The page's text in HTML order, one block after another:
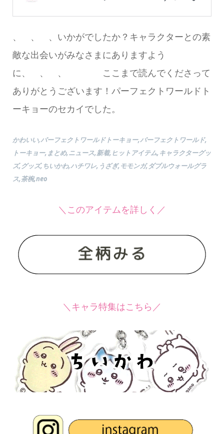
、 、 、いかがでしたか？キャラクターとの素
敵な出会いがみなさまにありますよう
に、 、 、 ここまで読んでくださって
ありがとうございます！パーフェクトワールドト
ーキョーのセカイでした。
かわいい,パーフェクトワールドトーキョー,パーフェクトワールド,
トーキョー,まとめ,ニュース,新着,ヒットアイテム,キャラクターグッ
ズ,グッズ,ちいかわ,ハチワレ,うざぎ,モモンガ,ダブルウォールグラ
ス,茶椀,neo
＼このアイテムを詳しく／
＼キャラ特集はこちら／